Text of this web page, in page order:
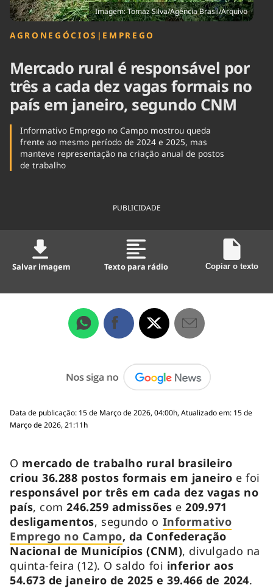
Imagem: Tomaz Silva/Agência Brasil/Arquivo
AGRONEGÓCIOS | EMPREGO
Mercado rural é responsável por
três a cada dez vagas formais no
país em janeiro, segundo CNM
Informativo Emprego no Campo mostrou queda
frente ao mesmo período de 2024 e 2025, mas
manteve representação na criação anual de postos
de trabalho
PUBLICIDADE
Salvar imagem Texto para rádio Copiar o texto
Data de publicação: 15 de Março de 2026, 04:00h, Atualizado em: 15 de
Março de 2026, 21:11h
O mercado de trabalho rural brasileiro
criou 36.288 postos formais em janeiro e foi
responsável por três em cada dez vagas no
país, com246.259 admissões e209.971
desligamentos, segundo o Informativo
Emprego no Campo, da Confederação
Nacional de Municípios (CNM), divulgado na
quinta-feira (12). O saldo foi inferior aos
54.673 de janeiro de 2025 e 39.466 de 2024.